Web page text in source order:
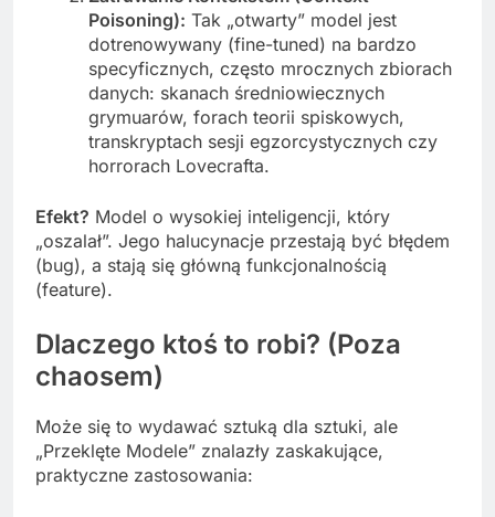
Poisoning): Tak „otwarty” model jest
dotrenowywany (fine-tuned) na bardzo
specyficznych, często mrocznych zbiorach
danych: skanach średniowiecznych
grymuarów, forach teorii spiskowych,
transkryptach sesji egzorcystycznych czy
horrorach Lovecrafta.
Efekt? Model o wysokiej inteligencji, który
„oszalał”. Jego halucynacje przestają być błędem
(bug), a stają się główną funkcjonalnością
(feature).
Dlaczego ktoś to robi? (Poza
chaosem)
Może się to wydawać sztuką dla sztuki, ale
„Przeklęte Modele” znalazły zaskakujące,
praktyczne zastosowania: